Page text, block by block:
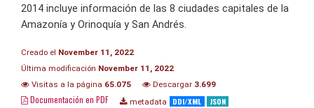
2014 incluye información de las 8 ciudades capitales de la
Amazonía y Orinoquía y San Andrés.
Creado el November 11, 2022
Última modificación November 11, 2022
Visitas a la página 65.075 Descargar 3.699
Documentación en PDF metadata DDI/XML JSON